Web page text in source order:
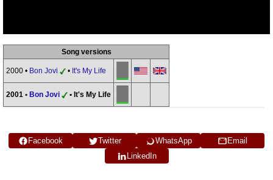
Song versions
2000 • Bon Jovi • It's My Life
2001 • Bon Jovi • It's My Life
Facebook Twitter WhatsApp
Email
LinkedIn